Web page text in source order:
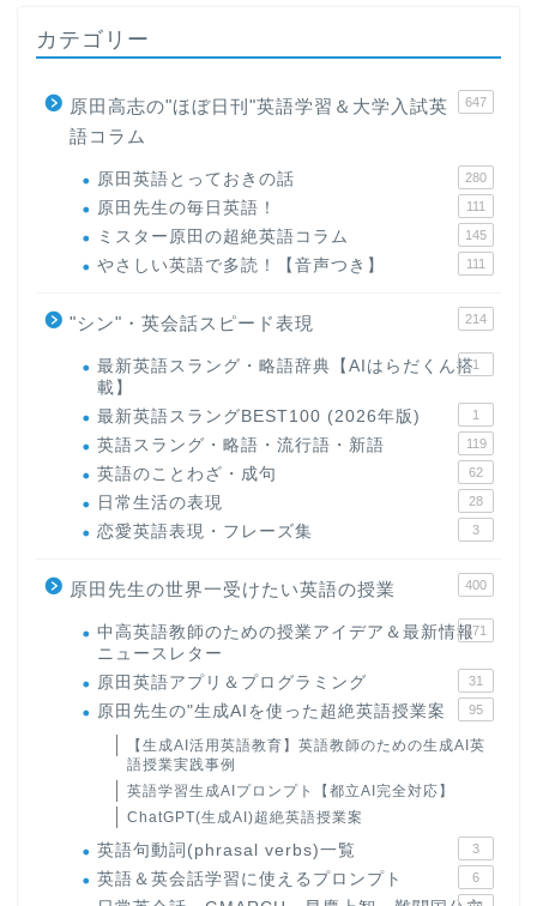
カテゴリー
原田高志の"ほぼ日刊"英語学習＆大学入試英
語コラム
647
原田英語とっておきの話 280
原田先生の毎日英語！ 111
ミスター原田の超絶英語コラム 145
やさしい英語で多読！【音声つき】 111
"シン"・英会話スピード表現 214
最新英語スラング・略語辞典【AIはらだくん搭
載】
1
最新英語スラングBEST100 (2026年版) 1
英語スラング・略語・流行語・新語 119
英語のことわざ・成句 62
日常生活の表現 28
恋愛英語表現・フレーズ集 3
原田先生の世界一受けたい英語の授業 400
中高英語教師のための授業アイデア＆最新情報
ニュースレター
171
原田英語アプリ＆プログラミング 31
原田先生の"生成AIを使った超絶英語授業案 95
【生成AI活用英語教育】英語教師のための生成AI英
語授業実践事例
英語学習生成AIプロンプト【都立AI完全対応】
ChatGPT(生成AI)超絶英語授業案
英語句動詞(phrasal verbs)一覧 3
英語＆英会話学習に使えるプロンプト 6